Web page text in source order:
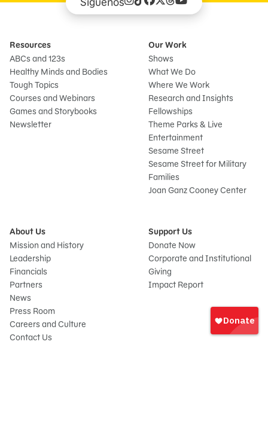
Resources
ABCs and 123s
Healthy Minds and Bodies
Tough Topics
Courses and Webinars
Games and Storybooks
Newsletter
Our Work
Shows
What We Do
Where We Work
Research and Insights
Fellowships
Theme Parks & Live
Entertainment
Sesame Street
Sesame Street for Military
Families
Joan Ganz Cooney Center
About Us
Mission and History
Leadership
Financials
Partners
News
Press Room
Careers and Culture
Contact Us
Support Us
Donate Now
Corporate and Institutional
Giving
Impact Report